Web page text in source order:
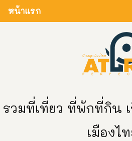
หน้าแรก
รวมที่เที่ยว ที่พักที่กิน
เมืองไ